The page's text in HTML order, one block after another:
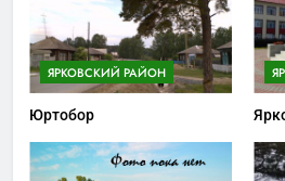
ЯРКОВСКИЙ РАЙОН
Юртобор